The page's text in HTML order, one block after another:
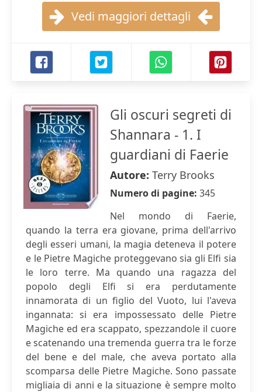
Vedi maggiori dettagli
Gli oscuri segreti di
Shannara - 1. I
guardiani di Faerie
Autore: Terry Brooks
Numero di pagine: 345
Nel mondo di Faerie,
quando la terra era giovane, prima dell'arrivo
degli esseri umani, la magia deteneva il potere
e le Pietre Magiche proteggevano sia gli Elfi sia
le loro terre. Ma quando una ragazza del
popolo degli Elfi si era perdutamente
innamorata di un figlio del Vuoto, lui l'aveva
ingannata: si era impossessato delle Pietre
Magiche ed era scappato, spezzandole il cuore
e scatenando una tremenda guerra tra le forze
del bene e del male, che aveva portato alla
scomparsa delle Pietre Magiche. Sono passate
migliaia di anni e la situazione è sempre molto